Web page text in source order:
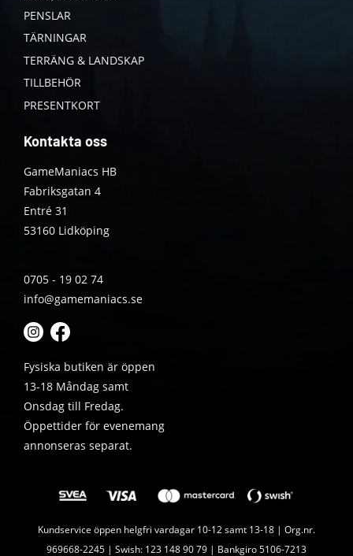
PENSLAR
TÄRNINGAR
TERRÄNG & LANDSKAP
TILLBEHÖR
PRESENTKORT
Kontakta oss
GameManiacs HB
Fabriksgatan 4
Entré 31
53160 Lidköping
0705 - 19 02 74
info@gamemaniacs.se
Fysiska butiken är öppen
13-18 Måndag samt
Onsdag till Fredag.
Öppettider för evenemang
annonseras separat.
Kundservice öppen helgfri vardagar 10-12 samt 13-18 | Org.nr.
969668-2245 | Swish: 123 148 90 79 | Bankgiro 5106-7213